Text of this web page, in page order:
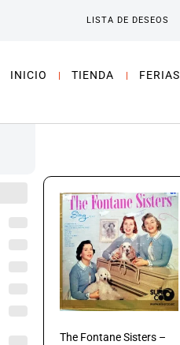
LISTA DE DESEOS
INICIO TIENDA FERIAS
The Fontane Sisters –